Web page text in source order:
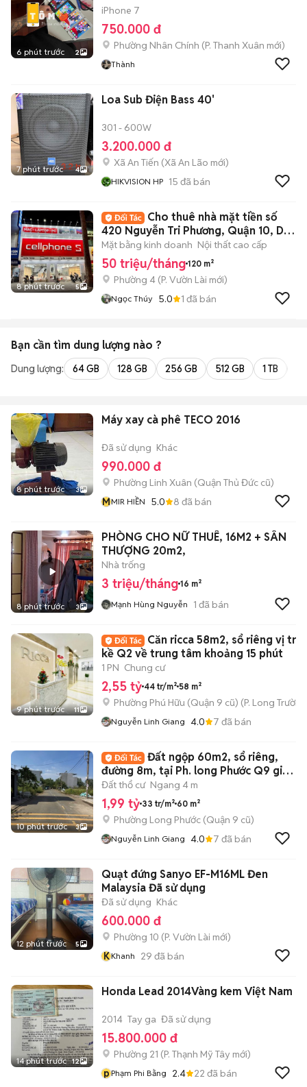
6 phút trước 2
iPhone 7
750.000 đ
Phường Nhân Chính (P. Thanh Xuân mới)
Thành
7 phút trước 4
Loa Sub Điện Bass 40'
301 - 600W
3.200.000 đ
Xã An Tiến (Xã An Lão mới)
HIKVISION HP 15 đã bán
8 phút trước 5
Cho thuê nhà mặt tiền số
420 Nguyễn Tri Phương, Quận 10, DT:
6x20m
Mặt bằng kinh doanh Nội thất cao cấp
50 triệu/tháng 120 m²
Phường 4 (P. Vườn Lài mới)
Ngọc Thúy 5.0 1 đã bán
Bạn cần tìm dung lượng nào ?
Dung lượng: 64 GB 128 GB 256 GB 512 GB 1 TB
8 phút trước 3
Máy xay cà phê TECO 2016
Đã sử dụng Khác
990.000 đ
Phường Linh Xuân (Quận Thủ Đức cũ)
MMIR HIỀN 5.0 8 đã bán
8 phút trước 3
PHÒNG CHO NỮ THUÊ, 16M2 + SÂN
THƯỢNG 20m2,
Nhà trống
3 triệu/tháng 16 m²
Mạnh Hùng Nguyễn 1 đã bán
9 phút trước 11
Căn ricca 58m2, sổ riêng vị trí
kề Q2 về trung tâm khoảng 15 phút
1 PN Chung cư
2,55 tỷ 44 tr/m² 58 m²
Phường Phú Hữu (Quận 9 cũ) (P. Long Trường
Nguyễn Linh Giang 4.0 7 đã bán
10 phút trước 3
Đất ngộp 60m2, sổ riêng,
đường 8m, tại Ph. long Phước Q9 giá 1
tỷ 990
Đất thổ cư Ngang 4 m
1,99 tỷ 33 tr/m² 60 m²
Phường Long Phước (Quận 9 cũ)
Nguyễn Linh Giang 4.0 7 đã bán
12 phút trước 5
Quạt đứng Sanyo EF-M16ML Đen
Malaysia Đã sử dụng
Đã sử dụng Khác
600.000 đ
Phường 10 (P. Vườn Lài mới)
KKhanh 29 đã bán
14 phút trước 12
Honda Lead 2014Vàng kem Việt Nam
2014 Tay ga Đã sử dụng
15.800.000 đ
Phường 21 (P. Thạnh Mỹ Tây mới)
pPhạm Phi Bằng 2.4 22 đã bán